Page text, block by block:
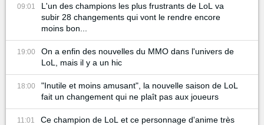
09:01
L'un des champions les plus frustrants de LoL va
subir 28 changements qui vont le rendre encore
moins bon...
19:00
On a enfin des nouvelles du MMO dans l'univers de
LoL, mais il y a un hic
18:00
"Inutile et moins amusant", la nouvelle saison de LoL
fait un changement qui ne plaît pas aux joueurs
11:01
Ce champion de LoL et ce personnage d'anime très